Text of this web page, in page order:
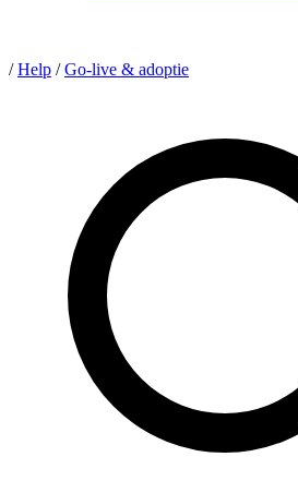
/ Help / Go-live & adoptie